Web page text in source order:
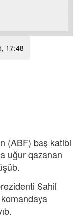
17:48
(ABF) baş katibi
uğur qazanan
Sahil